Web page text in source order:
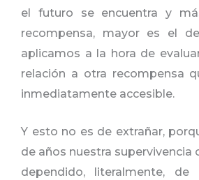
el futuro se encuentra y
recompensa, mayor es el
aplicamos a la hora de
relación a otra recompensa
inmediatamente accesible.
Y esto no es de extrañar,
de años nuestra supervivencia
dependido, literalmente,